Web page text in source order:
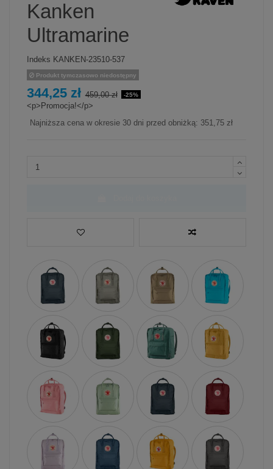
Kanken
Ultramarine
Indeks KANKEN-23510-537
Produkt tymczasowo niedostępny
344,25 zł 459,00 zł -25%
<p>Promocja!</p>
Najniższa cena w okresie 30 dni przed obniżką: 351,75 zł